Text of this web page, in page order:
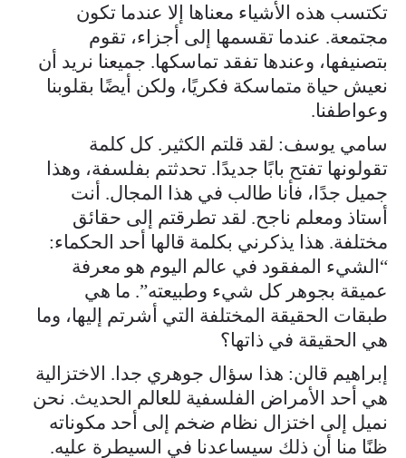
تكتسب هذه الأشياء معناها إلا عندما تكون
مجتمعة. عندما تقسمها إلى أجزاء، تقوم
بتصنيفها، وعندها تفقد تماسكها. جميعنا نريد أن
نعيش حياة متماسكة فكريًا، ولكن أيضًا بقلوبنا
وعواطفنا.
سامي يوسف: لقد قلتم الكثير. كل كلمة
تقولونها تفتح بابًا جديدًا. تحدثتم بفلسفة، وهذا
جميل جدًا، فأنا طالب في هذا المجال. أنت
أستاذ ومعلم ناجح. لقد تطرقتم إلى حقائق
مختلفة. هذا يذكرني بكلمة قالها أحد الحكماء:
“الشيء المفقود في عالم اليوم هو معرفة
عميقة بجوهر كل شيء وطبيعته”. ما هي
طبقات الحقيقة المختلفة التي أشرتم إليها، وما
هي الحقيقة في ذاتها؟
إبراهيم قالن: هذا سؤال جوهري جدا. الاختزالية
هي أحد الأمراض الفلسفية للعالم الحديث. نحن
نميل إلى اختزال نظام ضخم إلى أحد مكوناته
ظنًا منا أن ذلك سيساعدنا في السيطرة عليه.